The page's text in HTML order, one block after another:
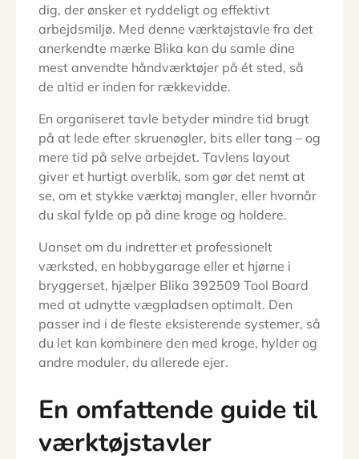
dig, der ønsker et ryddeligt og effektivt
arbejdsmiljø. Med denne værktøjstavle fra det
anerkendte mærke Blika kan du samle dine
mest anvendte håndværktøjer på ét sted, så
de altid er inden for rækkevidde.
En organiseret tavle betyder mindre tid brugt
på at lede efter skruenøgler, bits eller tang – og
mere tid på selve arbejdet. Tavlens layout
giver et hurtigt overblik, som gør det nemt at
se, om et stykke værktøj mangler, eller hvornår
du skal fylde op på dine kroge og holdere.
Uanset om du indretter et professionelt
værksted, en hobbygarage eller et hjørne i
bryggerset, hjælper Blika 392509 Tool Board
med at udnytte vægpladsen optimalt. Den
passer ind i de fleste eksisterende systemer, så
du let kan kombinere den med kroge, hylder og
andre moduler, du allerede ejer.
En omfattende guide til
værktøjstavler